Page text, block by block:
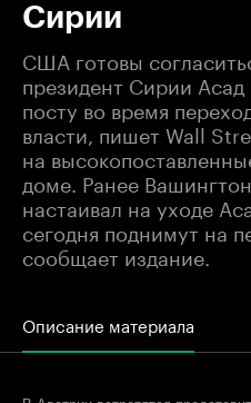
Сирии
США готовы
президент Сирии Асад
посту во время
власти, пишет Wall
на
доме. Ранее
настаивал на уходе
сегодня поднимут на
сообщает издание.
Описание материала